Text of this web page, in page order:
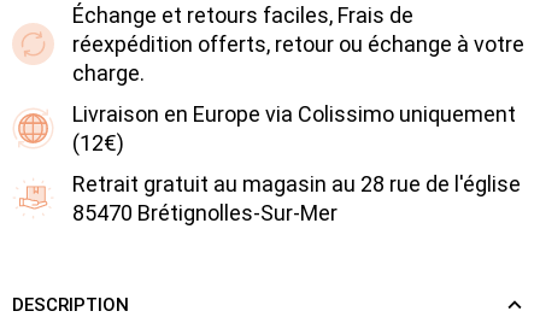
Échange et retours faciles, Frais de
réexpédition offerts, retour ou échange à votre
charge.
Livraison en Europe via Colissimo uniquement
(12€)
Retrait gratuit au magasin au 28 rue de l'église
85470 Brétignolles-Sur-Mer
DESCRIPTION